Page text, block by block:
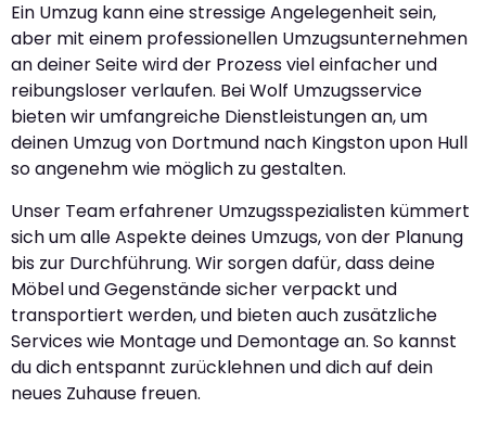
Ein Umzug kann eine stressige Angelegenheit sein,
aber mit einem professionellen Umzugsunternehmen
an deiner Seite wird der Prozess viel einfacher und
reibungsloser verlaufen. Bei Wolf Umzugsservice
bieten wir umfangreiche Dienstleistungen an, um
deinen Umzug von Dortmund nach Kingston upon Hull
so angenehm wie möglich zu gestalten.
Unser Team erfahrener Umzugsspezialisten kümmert
sich um alle Aspekte deines Umzugs, von der Planung
bis zur Durchführung. Wir sorgen dafür, dass deine
Möbel und Gegenstände sicher verpackt und
transportiert werden, und bieten auch zusätzliche
Services wie Montage und Demontage an. So kannst
du dich entspannt zurücklehnen und dich auf dein
neues Zuhause freuen.